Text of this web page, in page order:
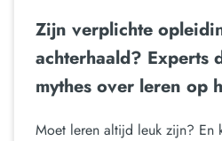
Zijn verplichte
achterhaald?
mythes over leren op
Moet leren altijd leuk zijn? En